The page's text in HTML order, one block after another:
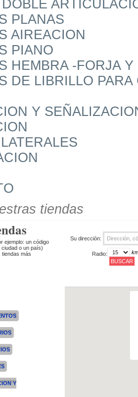
PLANAS
AIREACION
PIANO
HEMBRA -FORJA
DE LIBRILLO PARA
Y
tiendas
ejemplo: un código
o un país)
tiendas más
Su dirección:
Radio:
Y